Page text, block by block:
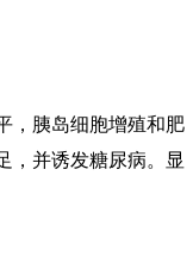
，胰岛细胞增殖和肥
，并诱发糖尿病。显